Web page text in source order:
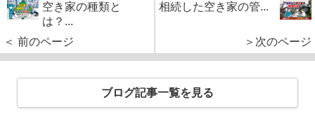
空き家の種類と
は？...
＜ 前のページ
相続した空き家の管...
＞次のページ
ブログ記事一覧を見る